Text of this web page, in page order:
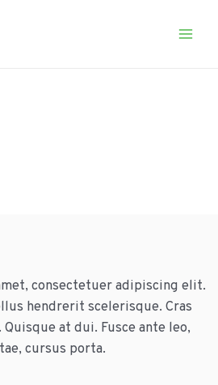
consectetuer adipiscing elit.
hendrerit scelerisque. Cras
at dui. Fusce ante leo,
cursus porta.